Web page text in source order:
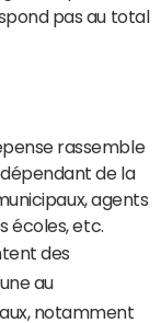
pas au total
rassemble
de la
agents
écoles, etc.
des
au
notamment